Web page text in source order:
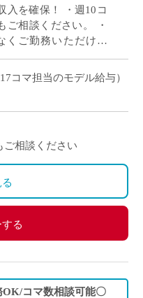
入を確保！ ・週10コ
ご相談ください。 ・
くご勤務いただけま
た女子校 […]
コマ担当のモデル給与）
ご相談ください
る
コマ数相談可能〇